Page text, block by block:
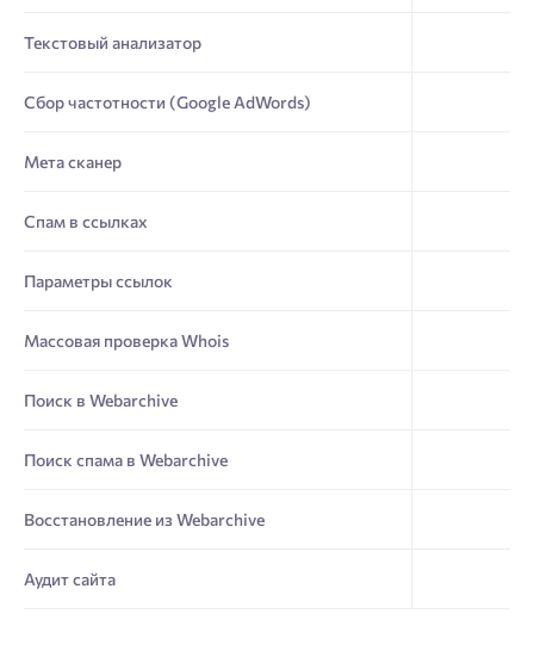
Текстовый анализатор
Сбор частотности (Google AdWords)
Мета сканер
Спам в ссылках
Параметры ссылок
Массовая проверка Whois
Поиск в Webarchive
Поиск спама в Webarchive
Восстановление из Webarchive
Аудит сайта